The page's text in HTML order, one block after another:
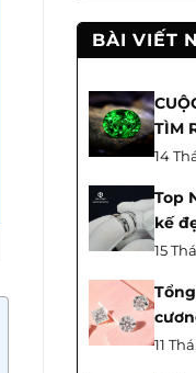
BÀI VIẾT
TÌM
14
Top
kế
cho
15
11